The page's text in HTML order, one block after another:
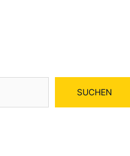
SUCHEN